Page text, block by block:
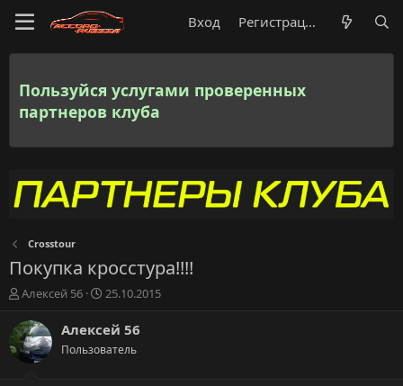
Вход Регистрация
Пользуйся услугами проверенных
партнеров клуба
Crosstour
Покупка кросстура!!!!
А
т
о
р
Алексей 56
Д
т
н
25.10.2015
Алексей 56
Пользователь